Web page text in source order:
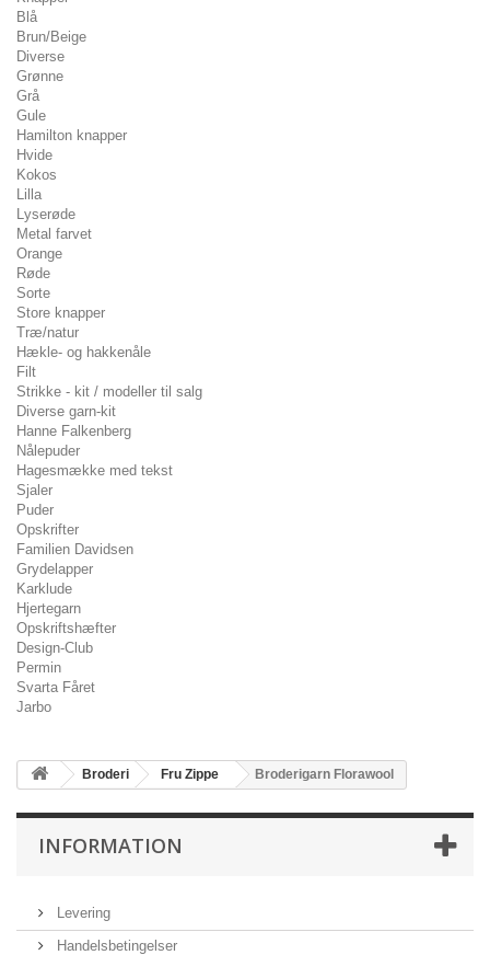
Blå
Brun/Beige
Diverse
Grønne
Grå
Gule
Hamilton knapper
Hvide
Kokos
Lilla
Lyserøde
Metal farvet
Orange
Røde
Sorte
Store knapper
Træ/natur
Hækle- og hakkenåle
Filt
Strikke - kit / modeller til salg
Diverse garn-kit
Hanne Falkenberg
Nålepuder
Hagesmække med tekst
Sjaler
Puder
Opskrifter
Familien Davidsen
Grydelapper
Karklude
Hjertegarn
Opskriftshæfter
Design-Club
Permin
Svarta Fåret
Jarbo
Broderi Fru Zippe Broderigarn Florawool
INFORMATION
Levering
Handelsbetingelser